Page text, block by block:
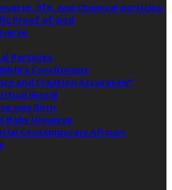
life, and chemical particles
Proof of God
Particles
Conclusions
and Creation Accurately”
World
was Born
Baby Universe
Contemporary African